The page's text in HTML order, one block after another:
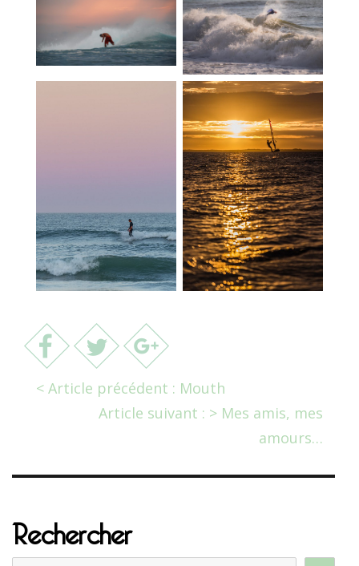
< Article précédent : Mouth
Article suivant : > Mes amis, mes
amours…
Rechercher